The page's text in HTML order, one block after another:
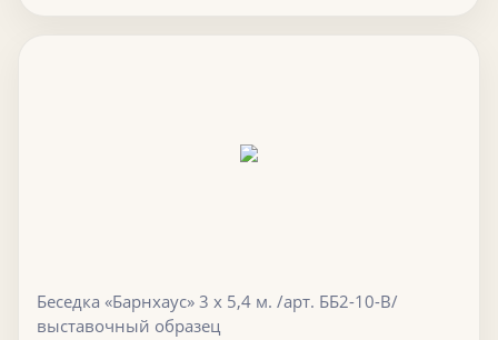
Беседка «Барнхаус» 3 х 5,4 м. /арт. ББ2-10-В/
выставочный образец